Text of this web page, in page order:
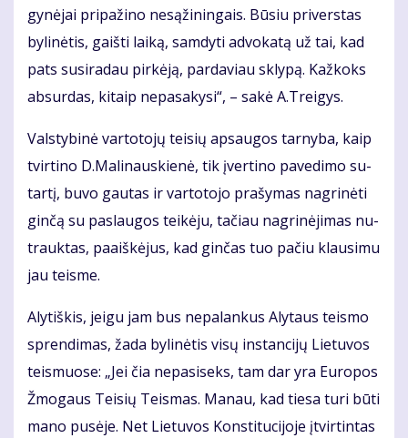
gy­nė­jai pri­pa­ži­no ne­są­ži­nin­gais. Bū­siu pri­vers­tas
by­li­nė­tis, gaiš­ti lai­ką, sam­dy­ti ad­vo­ka­tą už tai, kad
pats su­si­ra­dau pir­kė­ją, par­da­viau skly­pą. Kaž­koks
ab­sur­das, ki­taip ne­pa­sa­ky­si“, – sa­kė A.Trei­gys.
Vals­ty­bi­nė var­to­to­jų tei­sių ap­sau­gos tar­ny­ba, kaip
tvir­ti­no D.Ma­li­naus­kie­nė, tik įver­ti­no pa­ve­di­mo su­
tar­tį, bu­vo gau­tas ir var­to­to­jo pra­šy­mas nag­ri­nė­ti
gin­čą su pa­slau­gos tei­kė­ju, ta­čiau nag­ri­nė­ji­mas nu­
trauk­tas, pa­aiš­kė­jus, kad gin­čas tuo pa­čiu klau­si­mu
jau teis­me.
Aly­tiš­kis, jei­gu jam bus ne­pa­lan­kus Aly­taus teis­mo
spren­di­mas, ža­da by­li­nė­tis vi­sų ins­tan­ci­jų Lie­tu­vos
teis­muo­se: „Jei čia ne­pa­si­seks, tam dar yra Eu­ro­pos
Žmo­gaus Tei­sių Teis­mas. Ma­nau, kad tie­sa tu­ri bū­ti
ma­no pu­sė­je. Net Lie­tu­vos Kon­sti­tu­ci­jo­je įtvir­tin­tas